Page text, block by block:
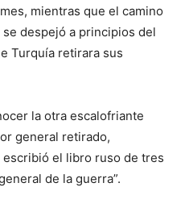
mientras que el camino
se despejó a principios del
Turquía retirara sus
la otra escalofriante
general retirado,
el libro ruso de tres
de la guerra”.